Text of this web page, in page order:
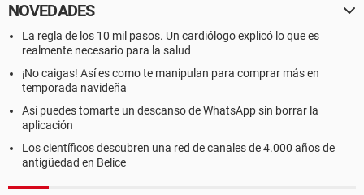
NOVEDADES
La regla de los 10 mil pasos. Un cardiólogo explicó lo que es
realmente necesario para la salud
¡No caigas! Así es como te manipulan para comprar más en
temporada navideña
Así puedes tomarte un descanso de WhatsApp sin borrar la
aplicación
Los científicos descubren una red de canales de 4.000 años de
antigüedad en Belice